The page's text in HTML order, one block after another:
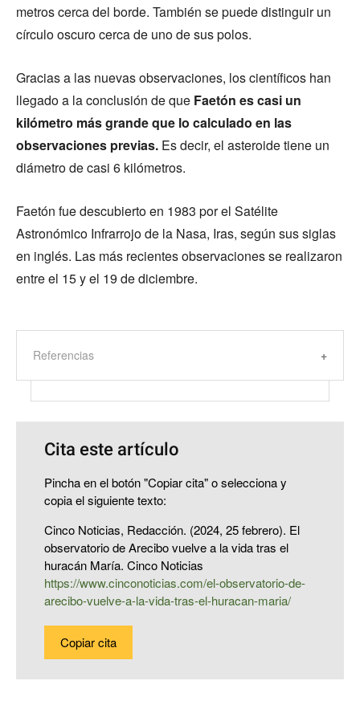
metros cerca del borde. También se puede distinguir un
círculo oscuro cerca de uno de sus polos.
Gracias a las nuevas observaciones, los científicos han
llegado a la conclusión de que Faetón es casi un
kilómetro más grande que lo calculado en las
observaciones previas. Es decir, el asteroide tiene un
diámetro de casi 6 kilómetros.
Faetón fue descubierto en 1983 por el Satélite
Astronómico Infrarrojo de la Nasa, Iras, según sus siglas
en inglés. Las más recientes observaciones se realizaron
entre el 15 y el 19 de diciembre.
Referencias
Cita este artículo
Pincha en el botón "Copiar cita" o selecciona y
copia el siguiente texto:
Cinco Noticias, Redacción. (2024, 25 febrero). El
observatorio de Arecibo vuelve a la vida tras el
huracán María. Cinco Noticias
https://www.cinconoticias.com/el-observatorio-de-
arecibo-vuelve-a-la-vida-tras-el-huracan-maria/
Copiar cita